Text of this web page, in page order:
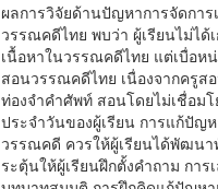
ผลการวิจัยด้านปัญหาการจัดการ
วรรณคดีไทย พบว่า ผู้เรียนไม่ได้
เนื้อหาในวรรณคดีไทย แต่เบื่อห
สอนวรรณคดีไทย เนื่องจากครูสอ
ท่องจำคำศัพท์ สอนโดยไม่เชื่อม
ประจำวันของผู้เรียน การแก้ปัญ
วรรณคดี ควรให้ผู้เรียนได้พัฒน
ระตุ้นให้ผู้เรียนฝึกตั้งคำถาม การ